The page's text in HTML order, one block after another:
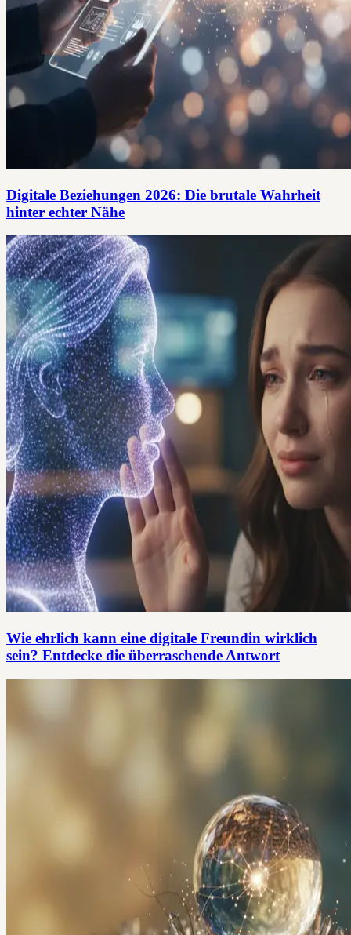
Digitale Beziehungen 2026: Die brutale Wahrheit
hinter echter Nähe
Wie ehrlich kann eine digitale Freundin wirklich
sein? Entdecke die überraschende Antwort